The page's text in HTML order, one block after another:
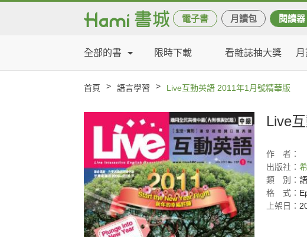
電子書 月讀包 閱讀器
全部的書 限時下載 看雜誌抽大獎
首頁 > 語言學習 > Live互動英語 2011年1月號精華版
Live
作
者：
出版社：
類
別：
格
式：
上架日：